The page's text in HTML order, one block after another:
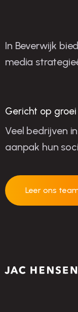
nze
In Beverwijk
media
Gericht op groei
Veel bedrijven
aanpak hun
Leer ons